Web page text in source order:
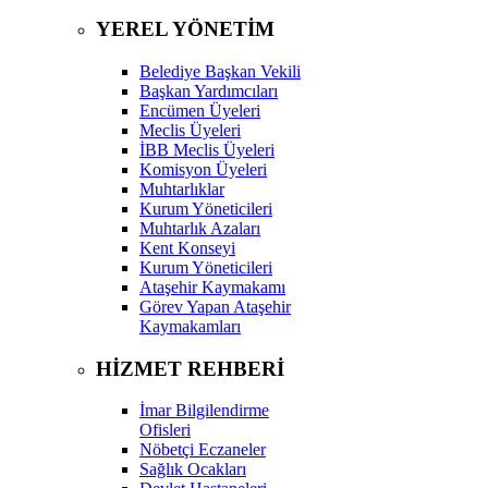
YEREL YÖNETİM
Belediye Başkan Vekili
Başkan Yardımcıları
Encümen Üyeleri
Meclis Üyeleri
İBB Meclis Üyeleri
Komisyon Üyeleri
Muhtarlıklar
Kurum Yöneticileri
Muhtarlık Azaları
Kent Konseyi
Kurum Yöneticileri
Ataşehir Kaymakamı
Görev Yapan Ataşehir
Kaymakamları
HİZMET REHBERİ
İmar Bilgilendirme
Ofisleri
Nöbetçi Eczaneler
Sağlık Ocakları